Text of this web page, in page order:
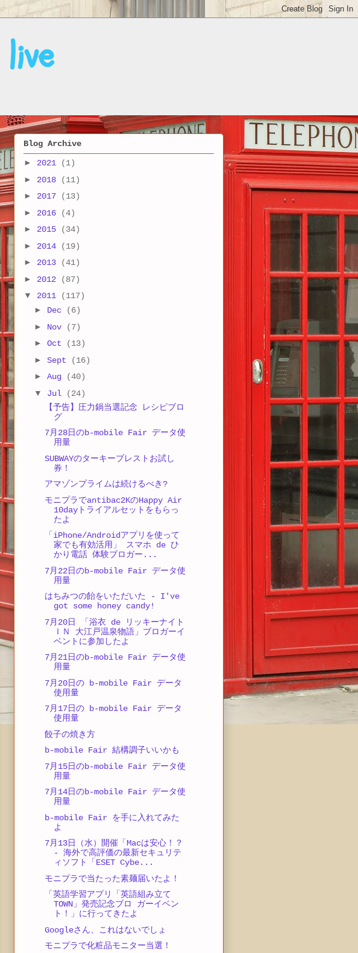
Blog Archive
► 2021
(1)
► 2018
(11)
► 2017
(13)
► 2016
(4)
► 2015
(34)
► 2014
(19)
► 2013
(41)
► 2012
(87)
▼ 2011
(117)
► Dec
(6)
► Nov
(7)
► Oct
(13)
► Sept
(16)
► Aug
(40)
▼ Jul
(24)
【予告】圧力鍋当選記念 レシピブロ
グ
7月28日のb-mobile Fair データ使
用量
SUBWAYのターキーブレストお試し
券！
アマゾンプライムは続けるべき?
モニプラでantibac2KのHappy Air
10dayトライアルセットをもらっ
たよ
「iPhone/Androidアプリを使って
家でも有効活用」 スマホ de ひ
かり電話 体験ブロガー...
7月22日のb-mobile Fair データ使
用量
はちみつの飴をいただいた - I've
got some honey candy!
7月20日 「浴衣 de リッキーナイト
ＩＮ 大江戸温泉物語」ブロガーイ
ベントに参加したよ
7月21日のb-mobile Fair データ使
用量
7月20日の b-mobile Fair データ
使用量
7月17日の b-mobile Fair データ
使用量
餃子の焼き方
b-mobile Fair 結構調子いいかも
7月15日のb-mobile Fair データ使
用量
7月14日のb-mobile Fair データ使
用量
b-mobile Fair を手に入れてみた
よ
7月13日（水）開催「Macは安心！？
- 海外で高評価の最新セキュリテ
ィソフト「ESET Cybe...
モニプラで当たった素麺届いたよ！
「英語学習アプリ「英語組み立て
TOWN」発売記念ブロ ガーイベン
ト！」に行ってきたよ
Googleさん、これはないでしょ
モニプラで化粧品モニター当選！